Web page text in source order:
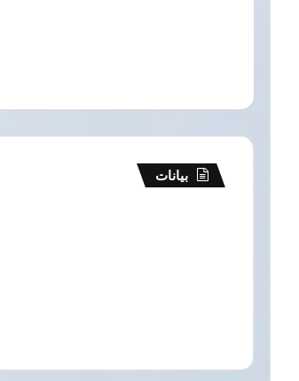
بيانات